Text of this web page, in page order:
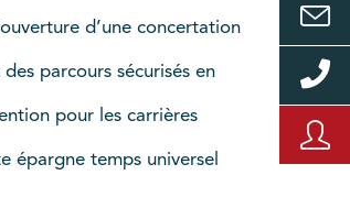
d’une concertation
parcours sécurisés en
pour les carrières
épargne temps universel